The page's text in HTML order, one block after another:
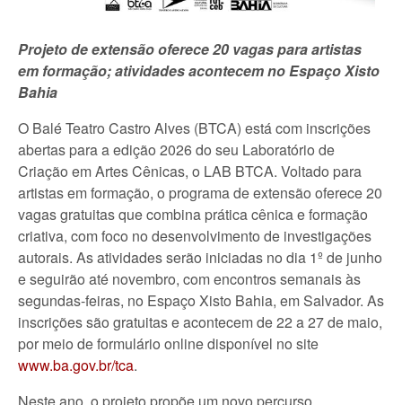
Projeto de extensão oferece 20 vagas para artistas
em formação; atividades acontecem no Espaço Xisto
Bahia
O Balé Teatro Castro Alves (BTCA) está com inscrições
abertas para a edição 2026 do seu Laboratório de
Criação em Artes Cênicas, o LAB BTCA. Voltado para
artistas em formação, o programa de extensão oferece 20
vagas gratuitas que combina prática cênica e formação
criativa, com foco no desenvolvimento de investigações
autorais. As atividades serão iniciadas no dia 1º de junho
e seguirão até novembro, com encontros semanais às
segundas-feiras, no Espaço Xisto Bahia, em Salvador. As
inscrições são gratuitas e acontecem de 22 a 27 de maio,
por meio de formulário online disponível no site
www.ba.gov.br/tca.
Neste ano, o projeto propõe um novo percurso